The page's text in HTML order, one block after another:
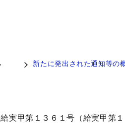
新たに発出された通知等の
給実甲第１３６１号（給実甲第